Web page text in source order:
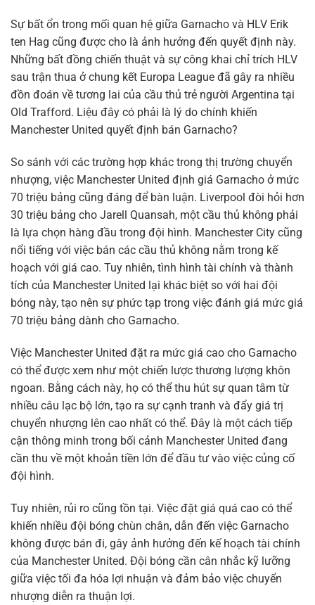
Sự bất ổn trong mối quan hệ giữa Garnacho và HLV Erik
ten Hag cũng được cho là ảnh hưởng đến quyết định này.
Những bất đồng chiến thuật và sự công khai chỉ trích HLV
sau trận thua ở chung kết Europa League đã gây ra nhiều
đồn đoán về tương lai của cầu thủ trẻ người Argentina tại
Old Trafford. Liệu đây có phải là lý do chính khiến
Manchester United quyết định bán Garnacho?
So sánh với các trường hợp khác trong thị trường chuyển
nhượng, việc Manchester United định giá Garnacho ở mức
70 triệu bảng cũng đáng để bàn luận. Liverpool đòi hỏi hơn
30 triệu bảng cho Jarell Quansah, một cầu thủ không phải
là lựa chọn hàng đầu trong đội hình. Manchester City cũng
nổi tiếng với việc bán các cầu thủ không nằm trong kế
hoạch với giá cao. Tuy nhiên, tình hình tài chính và thành
tích của Manchester United lại khác biệt so với hai đội
bóng này, tạo nên sự phức tạp trong việc đánh giá mức giá
70 triệu bảng dành cho Garnacho.
Việc Manchester United đặt ra mức giá cao cho Garnacho
có thể được xem như một chiến lược thương lượng khôn
ngoan. Bằng cách này, họ có thể thu hút sự quan tâm từ
nhiều câu lạc bộ lớn, tạo ra sự cạnh tranh và đẩy giá trị
chuyển nhượng lên cao nhất có thể. Đây là một cách tiếp
cận thông minh trong bối cảnh Manchester United đang
cần thu về một khoản tiền lớn để đầu tư vào việc củng cố
đội hình.
Tuy nhiên, rủi ro cũng tồn tại. Việc đặt giá quá cao có thể
khiến nhiều đội bóng chùn chân, dẫn đến việc Garnacho
không được bán đi, gây ảnh hưởng đến kế hoạch tài chính
của Manchester United. Đội bóng cần cân nhắc kỹ lưỡng
giữa việc tối đa hóa lợi nhuận và đảm bảo việc chuyển
nhượng diễn ra thuận lợi.